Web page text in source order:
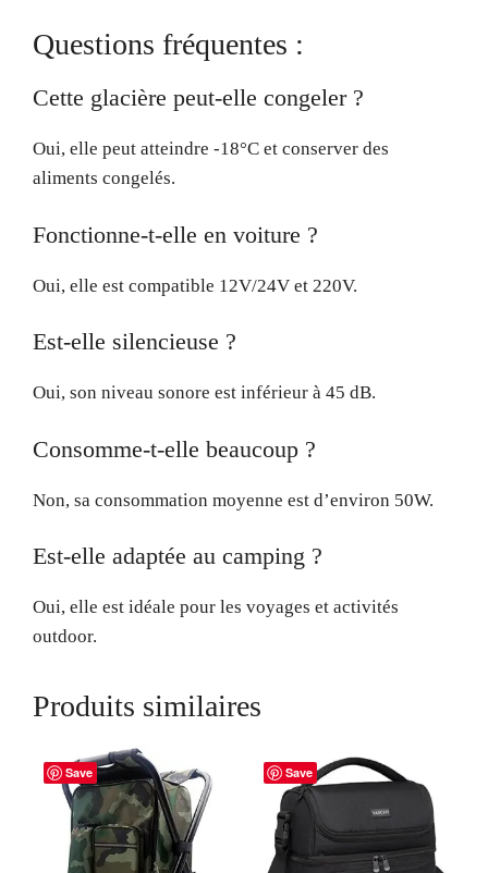
Questions fréquentes :
Cette glacière peut-elle congeler ?
Oui, elle peut atteindre -18°C et conserver des
aliments congelés.
Fonctionne-t-elle en voiture ?
Oui, elle est compatible 12V/24V et 220V.
Est-elle silencieuse ?
Oui, son niveau sonore est inférieur à 45 dB.
Consomme-t-elle beaucoup ?
Non, sa consommation moyenne est d’environ 50W.
Est-elle adaptée au camping ?
Oui, elle est idéale pour les voyages et activités
outdoor.
Produits similaires
Save Save